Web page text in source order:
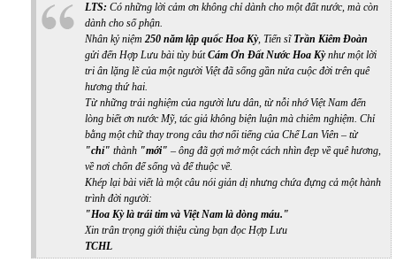
LTS: Có những lời cảm ơn không chỉ dành cho một đất nước, mà còn
dành cho số phận.
Nhân kỷ niệm 250 năm lập quốc Hoa Kỳ, Tiến sĩTrần Kiêm Đoàn
gửi đến Hợp Lưu bài tùy bútCám Ơn Đất Nước Hoa Kỳnhư một lời
tri ân lặng lẽ của một người Việt đã sống gần nửa cuộc đời trên quê
hương thứ hai.
Từ những trải nghiệm của người lưu dân, từ nỗi nhớ Việt Nam đến
lòng biết ơn nước Mỹ, tác giả không biện luận mà chiêm nghiệm. Chỉ
bằng một chữ thay trong câu thơ nổi tiếng của Chế Lan Viên – từ
"chỉ" thành "mới" – ông đã gợi mở một cách nhìn đẹp về quê hương,
về nơi chốn để sống và để thuộc về.
Khép lại bài viết là một câu nói giản dị nhưng chứa đựng cả một hành
trình đời người:
"Hoa Kỳ là trái tim và Việt Nam là dòng máu."
Xin trân trọng giới thiệu cùng bạn đọc Hợp Lưu
TCHL